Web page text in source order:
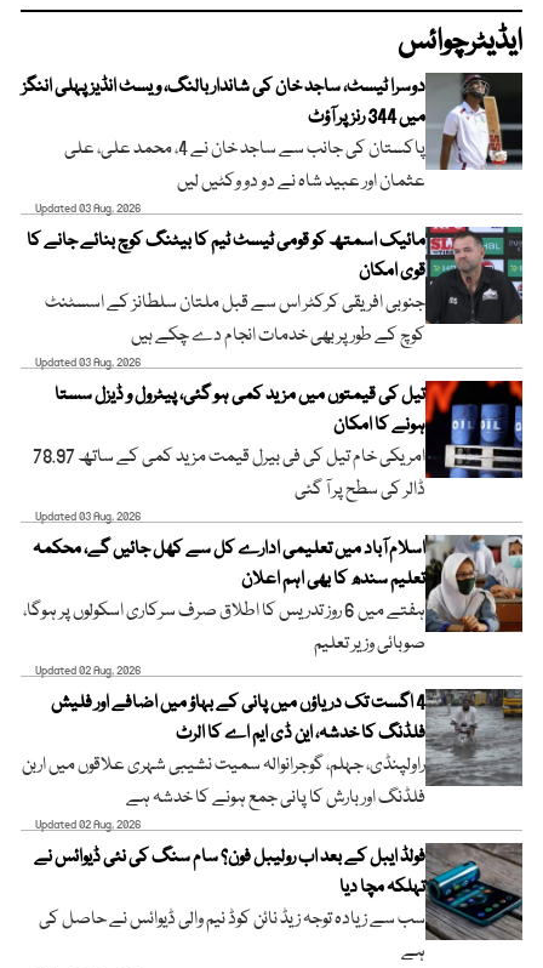
ایڈیٹرچوائس
دوسرا ٹیسٹ، ساجد خان کی شاندار بالنگ، ویسٹ انڈیز پہلی اننگز
میں 344 رنز پر آؤٹ
پاکستان کی جانب سے ساجد خان نے 4، محمد علی، علی
عثمان اور عبید شاہ نے دو دو وکٹیں لیں
Updated 03 Aug, 2026
مائیک اسمتھ کو قومی ٹیسٹ ٹیم کا بیٹنگ کوچ بنائے جانے کا
قوی امکان
جنوبی افریقی کرکٹر اس سے قبل ملتان سلطانز کے اسسٹنٹ
کوچ کے طور پر بھی خدمات انجام دے چکے ہیں
Updated 03 Aug, 2026
تیل کی قیمتوں میں مزید کمی ہو گئی، پیٹرول و ڈیزل سستا
ہونے کا امکان
امریکی خام تیل کی فی بیرل قیمت مزید کمی کے ساتھ 78.97
ڈالر کی سطح پر آ گئی
Updated 03 Aug, 2026
اسلام آباد میں تعلیمی ادارے کل سے کھل جائیں گے، محکمہ
تعلیم سندھ کا بھی اہم اعلان
ہفتے میں 6 روز تدریس کا اطلاق صرف سرکاری اسکولوں پر ہوگا،
صوبائی وزیر تعلیم
Updated 02 Aug, 2026
4 اگست تک دریاؤں میں پانی کے بہاؤ میں اضافے اور فلیش
فلڈنگ کا خدشہ، این ڈی ایم اے کا الرٹ
راولپنڈی، جہلم، گوجرانوالہ سمیت نشیبی شہری علاقوں میں اربن
فلڈنگ اور بارش کا پانی جمع ہونے کا خدشہ ہے
Updated 02 Aug, 2026
فولڈ ایبل کے بعد اب رولیبل فون؟ سام سنگ کی نئی ڈیوائس نے
تہلکہ مچا دیا
سب سے زیادہ توجہ زیڈ نائن کوڈ نیم والی ڈیوائس نے حاصل کی
ہے